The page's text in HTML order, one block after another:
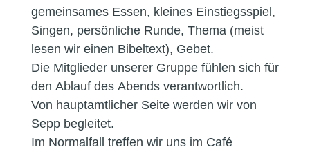
gemeinsames Essen, kleines Einstiegsspiel,
Singen, persönliche Runde, Thema (meist
lesen wir einen Bibeltext), Gebet.
Die Mitglieder unserer Gruppe fühlen sich für
den Ablauf des Abends verantwortlich.
Von hauptamtlicher Seite werden wir von
Sepp begleitet.
Im Normalfall treffen wir uns im Café